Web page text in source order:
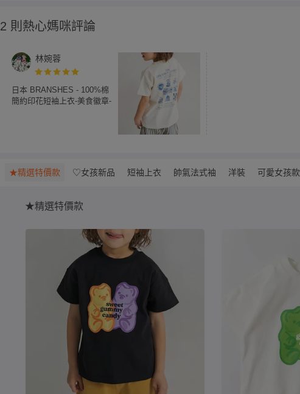
2 則熱心媽咪評論
林婉蓉
日本 BRANSHES - 100%棉
簡約印花短袖上衣-美食徽章-
★精選特價款 ♡女孩新品 短袖上衣 帥氣法式袖 洋裝 可愛女孩款
★精選特價款